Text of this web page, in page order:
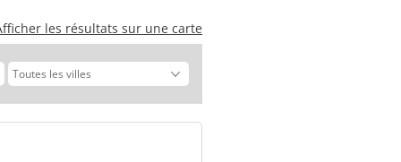
les résultats sur une carte